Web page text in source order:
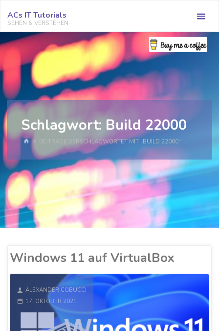
Inhalt
springen
ACs IT Tutorials
SEHEN & VERSTEHEN
Schlagwort: Build 22000
STARTBEITRÄGE VERSCHLAGWORTET MIT "BUILD 22000"
Windows 11 auf VirtualBox
ALEXANDER COBUCCI
17. OKTOBER 2021